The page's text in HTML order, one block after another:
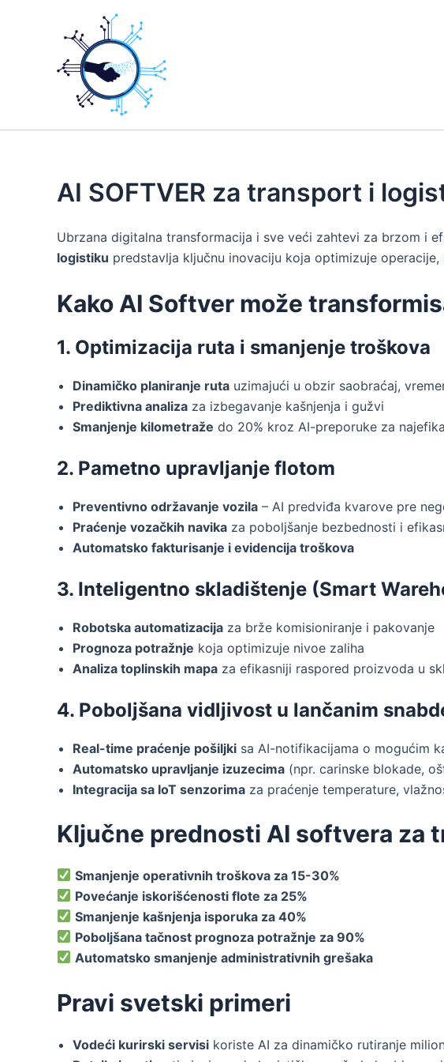
AI SOFTVER za transport i
Ubrzana digitalna transformacija i sve veći zahtevi za brzom i
logistiku predstavlja ključnu inovaciju koja optimizuje
Kako AI Softver može
1. Optimizacija ruta i smanjenje troškova
Dinamičko planiranje ruta uzimajući u obzir saobraćaj,
Prediktivna analiza za izbegavanje kašnjenja i gužvi
Smanjenje kilometraže do 20% kroz AI-preporuke za
2. Pametno upravljanje flotom
Preventivno održavanje vozila – AI predviđa kvarove pre
Praćenje vozačkih navika za poboljšanje bezbednosti i
Automatsko fakturisanje i evidencija troškova
3. Inteligentno skladištenje (Smart
Robotska automatizacija za brže komisioniranje i pakovanje
Prognoza potražnje koja optimizuje nivoe zaliha
Analiza toplinskih mapa za efikasniji raspored proizvoda u
4. Poboljšana vidljivost u lančanim
Real-time praćenje pošiljki sa AI-notifikacijama o mogućim
Automatsko upravljanje izuzecima (npr. carinske blokade,
Integracija sa IoT senzorima za praćenje temperature,
Ključne prednosti AI softvera za
Smanjenje operativnih troškova za 15-30%
Povećanje iskorišćenosti flote za 25%
Smanjenje kašnjenja isporuka za 40%
Poboljšana tačnost prognoza potražnje za 90%
Automatsko smanjenje administrativnih grešaka
Pravi svetski primeri
Vodeći kurirski servisi koriste AI za dinamičko rutiranje